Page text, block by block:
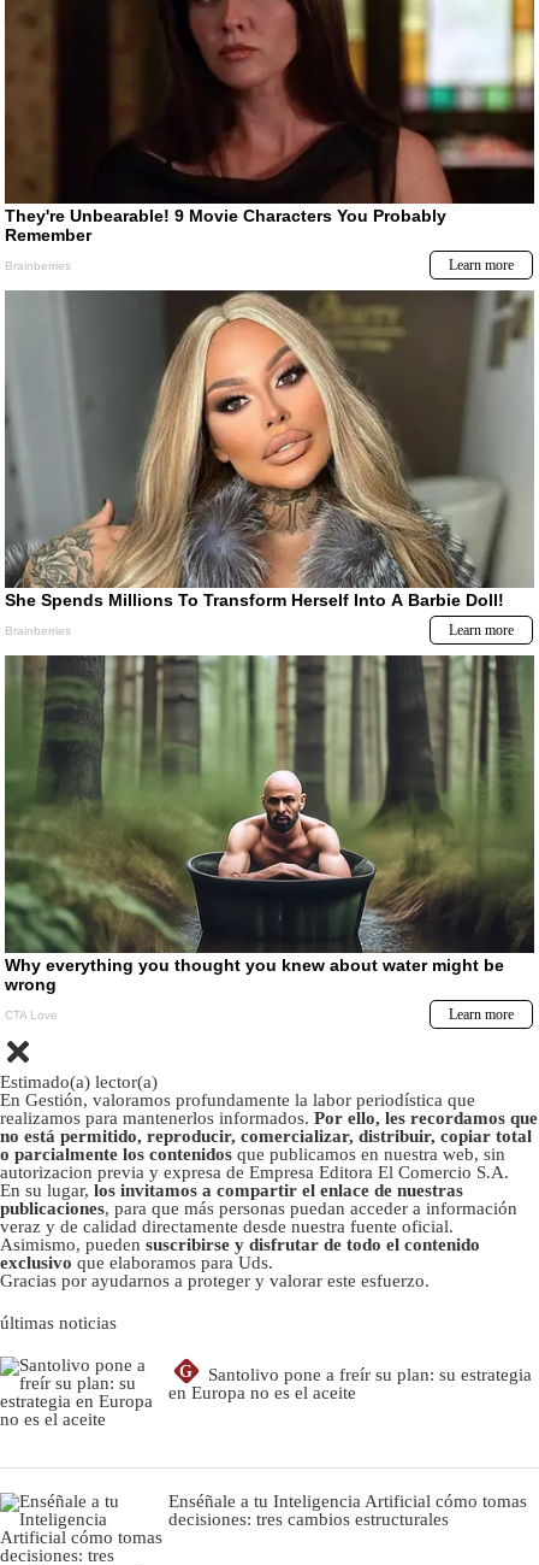
Estimado(a) lector(a)
En Gestión, valoramos profundamente la labor periodística que
realizamos para mantenerlos informados. Por ello, les recordamos que
no está permitido, reproducir, comercializar, distribuir, copiar total
o parcialmente los contenidos que publicamos en nuestra web, sin
autorizacion previa y expresa de Empresa Editora El Comercio S.A.
En su lugar, los invitamos a compartir el enlace de nuestras
publicaciones, para que más personas puedan acceder a información
veraz y de calidad directamente desde nuestra fuente oficial.
Asimismo, pueden suscribirse y disfrutar de todo el contenido
exclusivo que elaboramos para Uds.
Gracias por ayudarnos a proteger y valorar este esfuerzo.
últimas noticias
G
Santolivo pone a freír su plan: su estrategia
en Europa no es el aceite
Enséñale a tu Inteligencia Artificial cómo tomas
decisiones: tres cambios estructurales